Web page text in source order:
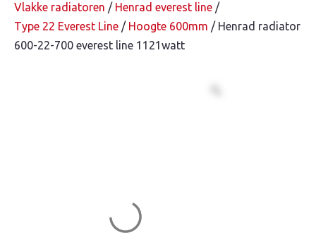
Vlakke radiatoren / Henrad everest line /
Type 22 Everest Line / Hoogte 600mm / Henrad radiator
600-22-700 everest line 1121watt